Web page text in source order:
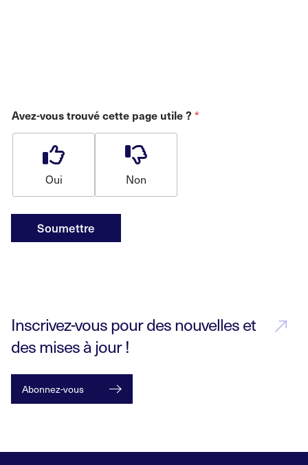
Avez-vous trouvé cette page utile ? *
Oui Non
Soumettre
Inscrivez-vous pour des nouvelles et
des mises à jour !
Abonnez-vous